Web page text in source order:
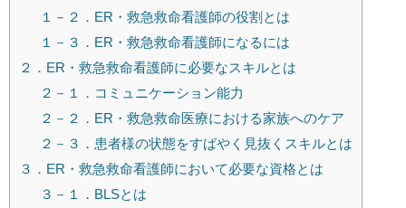
１－２．ER・救急救命看護師の役割とは
１－３．ER・救急救命看護師になるには
２．ER・救急救命看護師に必要なスキルとは
２－１．コミュニケーション能力
２－２．ER・救急救命医療における家族へのケア
２－３．患者様の状態をすばやく見抜くスキルとは
３．ER・救急救命看護師において必要な資格とは
３－１．BLSとは